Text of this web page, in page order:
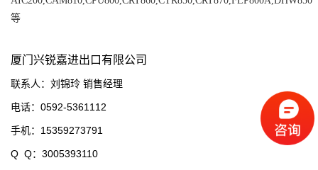
等
厦门兴锐嘉进出口有限公司
联系人：刘锦玲 销售经理
电话：0592-5361112
手机：15359273791
Q Q：3005393110